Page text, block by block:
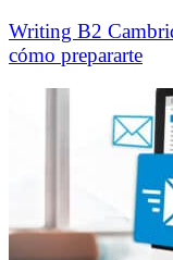
Writing B2
cómo prepararte